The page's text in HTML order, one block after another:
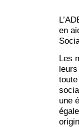
en
Les
une